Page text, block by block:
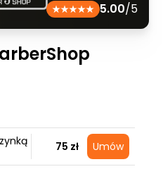
5.00/5
75 zł Umów